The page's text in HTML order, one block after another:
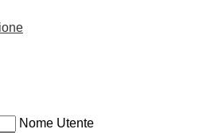
Nome Utente